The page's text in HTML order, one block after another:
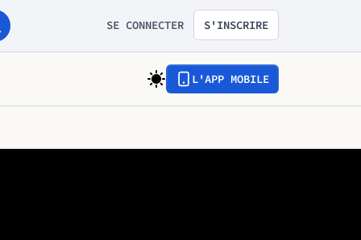
SE CONNECTER S'INSCRIRE
L'APP MOBILE